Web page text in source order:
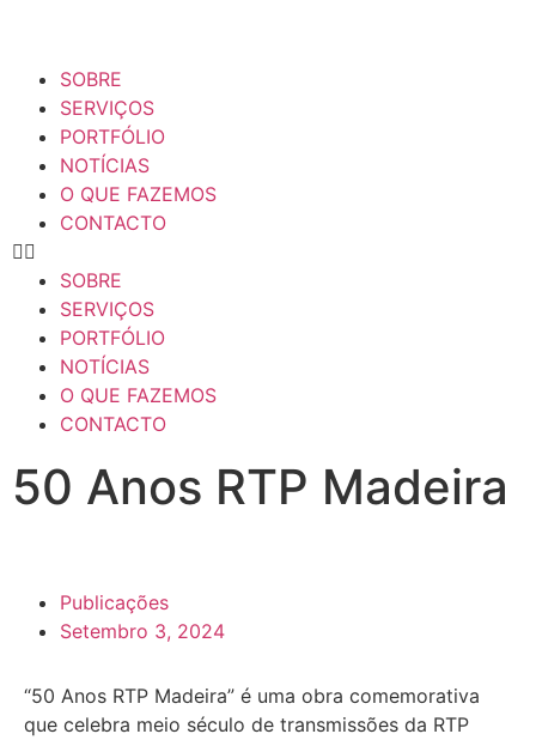
SOBRE
SERVIÇOS
PORTFÓLIO
NOTÍCIAS
O QUE FAZEMOS
CONTACTO
SOBRE
SERVIÇOS
PORTFÓLIO
NOTÍCIAS
O QUE FAZEMOS
CONTACTO
50 Anos RTP Madeira
Publicações
Setembro 3, 2024
“50 Anos RTP Madeira” é uma obra comemorativa
que celebra meio século de transmissões da RTP